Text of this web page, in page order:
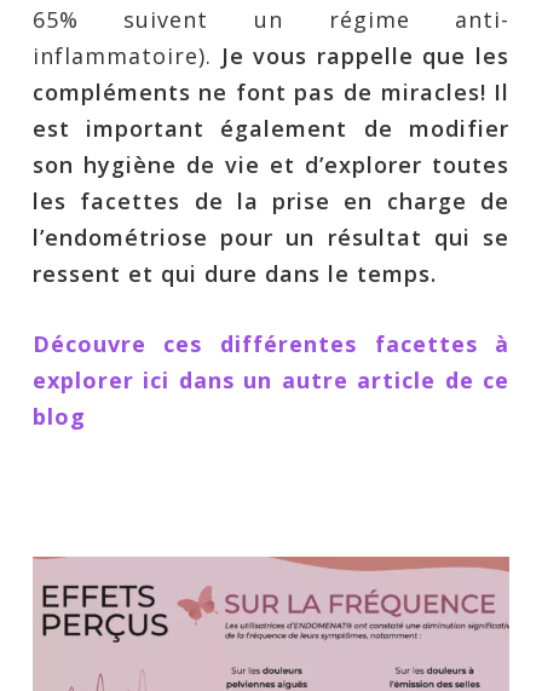
65% suivent un régime anti-
inflammatoire). Je vous rappelle que les
compléments ne font pas de miracles! Il
est important également de modifier
son hygiène de vie et d’explorer toutes
les facettes de la prise en charge de
l’endométriose pour un résultat qui se
ressent et qui dure dans le temps.
Découvre ces différentes facettes à
explorer ici dans un autre article de ce
blog